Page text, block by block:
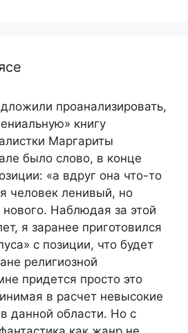
проанализировать,
книгу
Маргариты
было слово, в конце
«а вдруг она что-то
человек ленивый, но
Наблюдая за этой
я заранее приготовился
с позиции, что будет
религиозной
придется просто это
в расчет невысокие
данной области. Но с